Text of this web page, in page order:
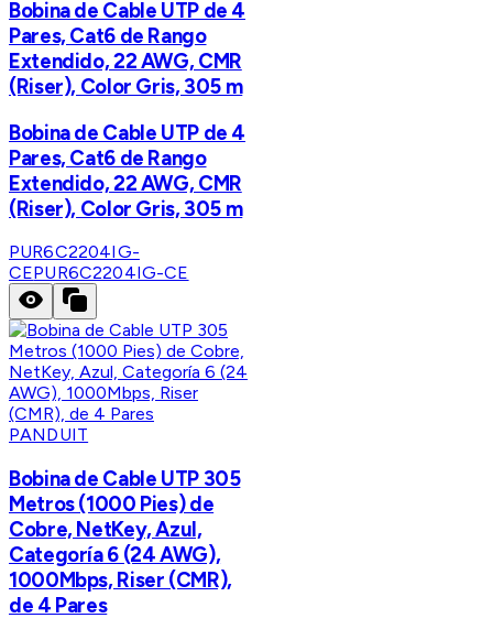
Bobina de Cable UTP de 4
Pares, Cat6 de Rango
Extendido, 22 AWG, CMR
(Riser), Color Gris, 305 m
Bobina de Cable UTP de 4
Pares, Cat6 de Rango
Extendido, 22 AWG, CMR
(Riser), Color Gris, 305 m
PUR6C2204IG-
CEPUR6C2204IG-CE
PANDUIT
Bobina de Cable UTP 305
Metros (1000 Pies) de
Cobre, NetKey, Azul,
Categoría 6 (24 AWG),
1000Mbps, Riser (CMR),
de 4 Pares